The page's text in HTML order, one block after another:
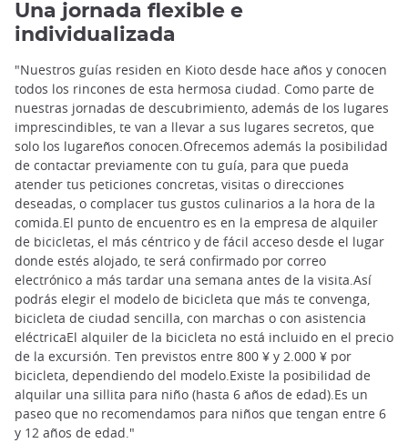
Una jornada flexible e
individualizada
"Nuestros guías residen en Kioto desde hace años y conocen
todos los rincones de esta hermosa ciudad. Como parte de
nuestras jornadas de descubrimiento, además de los lugares
imprescindibles, te van a llevar a sus lugares secretos, que
solo los lugareños conocen.Ofrecemos además la posibilidad
de contactar previamente con tu guía, para que pueda
atender tus peticiones concretas, visitas o direcciones
deseadas, o complacer tus gustos culinarios a la hora de la
comida.El punto de encuentro es en la empresa de alquiler
de bicicletas, el más céntrico y de fácil acceso desde el lugar
donde estés alojado, te será confirmado por correo
electrónico a más tardar una semana antes de la visita.Así
podrás elegir el modelo de bicicleta que más te convenga,
bicicleta de ciudad sencilla, con marchas o con asistencia
eléctricaEl alquiler de la bicicleta no está incluido en el precio
de la excursión. Ten previstos entre 800 ¥ y 2.000 ¥ por
bicicleta, dependiendo del modelo.Existe la posibilidad de
alquilar una sillita para niño (hasta 6 años de edad).Es un
paseo que no recomendamos para niños que tengan entre 6
y 12 años de edad."